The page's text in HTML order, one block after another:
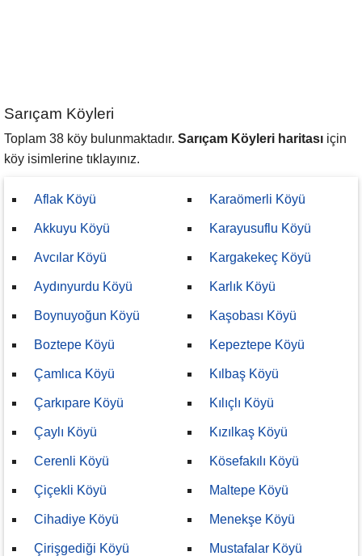
Sarıçam Köyleri
Toplam 38 köy bulunmaktadır. Sarıçam Köyleri haritası için
köy isimlerine tıklayınız.
Aflak Köyü
Akkuyu Köyü
Avcılar Köyü
Aydınyurdu Köyü
Boynuyoğun Köyü
Boztepe Köyü
Çamlıca Köyü
Çarkıpare Köyü
Çaylı Köyü
Cerenli Köyü
Çiçekli Köyü
Cihadiye Köyü
Çirişgediği Köyü
Karaömerli Köyü
Karayusuflu Köyü
Kargakekeç Köyü
Karlık Köyü
Kaşobası Köyü
Kepeztepe Köyü
Kılbaş Köyü
Kılıçlı Köyü
Kızılkaş Köyü
Kösefakılı Köyü
Maltepe Köyü
Menekşe Köyü
Mustafalar Köyü